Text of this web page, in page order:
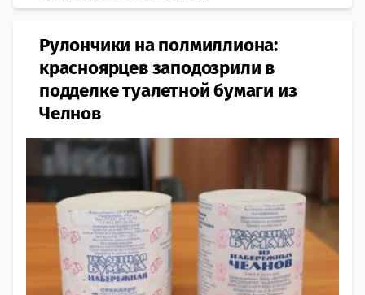
Рулончики на полмиллиона:
красноярцев заподозрили в
подделке туалетной бумаги из
Челнов